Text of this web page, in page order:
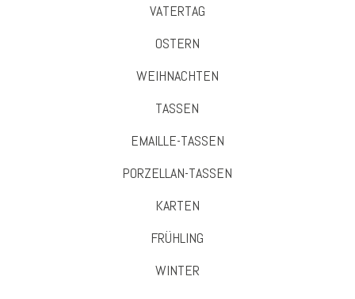
VATERTAG
OSTERN
WEIHNACHTEN
TASSEN
EMAILLE-TASSEN
PORZELLAN-TASSEN
KARTEN
FRÜHLING
WINTER